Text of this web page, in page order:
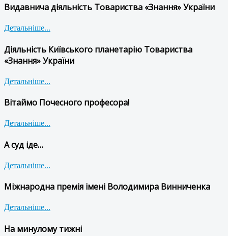
Видавнича діяльність Товариства «Знання» України
Детальніше...
Діяльність Київського планетарію Товариства
«Знання» України
Детальніше...
Вітаймо Почесного професора!
Детальніше...
А суд іде…
Детальніше...
Міжнародна премія імені Володимира Винниченка
Детальніше...
На минулому тижні